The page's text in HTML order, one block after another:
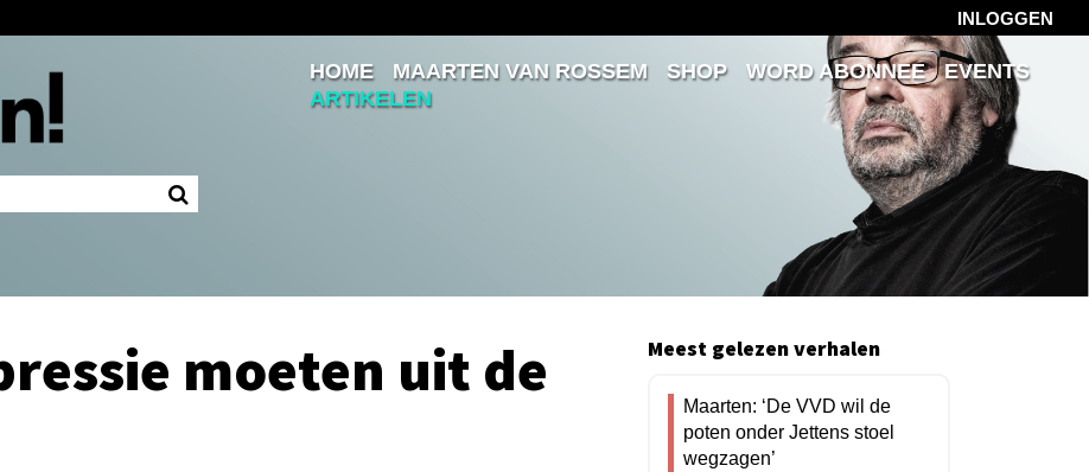
INLOGGEN
Inloggen
Ingelogd blijven
HOME MAARTEN VAN ROSSEM SHOP WORD ABONNEE
EVENTS
ARTIKELEN
moeten uit de
Meest gelezen verhalen
Maarten: ‘De VVD wil de
poten onder Jettens stoel
wegzagen’